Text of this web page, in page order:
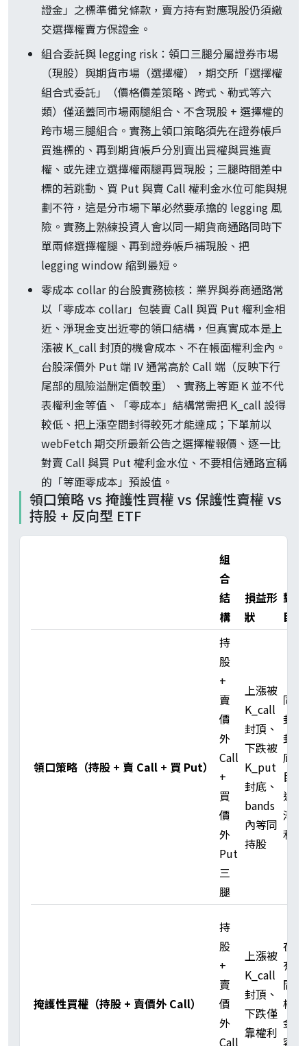
證金」之標準備兌條款，賣方持有對應現股仍須繳
交選擇權賣方保證金。
組合委託與 legging risk：領口三腿分屬證券市場
（現股）與期貨市場（選擇權），期交所「選擇權
組合式委託」（價格價差策略、跨式、勒式等六
類）僅涵蓋同市場兩腿組合、不含現股 + 選擇權的
跨市場三腿組合。實務上領口策略須先在證券帳戶
買進標的、再到期貨帳戶分別賣出買權與買進賣
權、或先建立選擇權兩腿再買現股；三腿時間差中
標的若跳動、買 Put 與賣 Call 權利金水位可能與規
劃不符，這是分市場下單必然要承擔的 legging 風
險。實務上熟練投資人會以同一期貨商通路同時下
單兩條選擇權腿、再到證券帳戶補現股、把
legging window 縮到最短。
零成本 collar 的台股實務檢核：業界與券商通路常
以「零成本 collar」包裝賣 Call 與買 Put 權利金相
近、淨現金支出近零的領口結構，但真實成本是上
漲被 K_call 封頂的機會成本、不在帳面權利金內。
台股深價外 Put 端 IV 通常高於 Call 端（反映下行
尾部的風險溢酬定價較重）、實務上等距 K 並不代
表權利金等值、「零成本」結構常需把 K_call 設得
較低、把上漲空間封得較死才能達成；下單前以
webFetch 期交所最新公告之選擇權報價、逐一比
對賣 Call 與買 Put 權利金水位、不要相信通路宣稱
的「等距零成本」預設值。
領口策略 vs 掩護性買權 vs 保護性賣權 vs
持股 + 反向型 ETF
組
合
結
構
損益形
狀
對沖
目的
領口策略（持股 + 賣 Call + 買 Put）
持
股
+
賣
價
外
Call
+
買
價
外
Put
三
腿
上漲被
K_call
封頂、
下跌被
K_put
封底、
bands
內等同
持股
同時
封頂
封
底、
目標
近零
淨權
利金
掩護性買權（持股 + 賣價外 Call）
持
股
+
賣
價
外
Call
上漲被
K_call
封頂、
下跌僅
靠權利
在持
有期
間賺
權利
金、
容忍